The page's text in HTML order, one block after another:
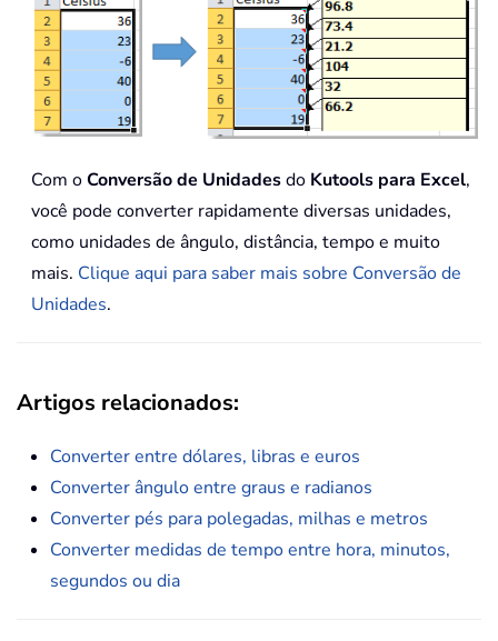
Com oConversão de Unidadesdo Kutools para Excel,
você pode converter rapidamente diversas unidades,
como unidades de ângulo, distância, tempo e muito
mais. Clique aqui para saber mais sobre Conversão de
Unidades.
Artigos relacionados:
Converter entre dólares, libras e euros
Converter ângulo entre graus e radianos
Converter pés para polegadas, milhas e metros
Converter medidas de tempo entre hora, minutos,
segundos ou dia